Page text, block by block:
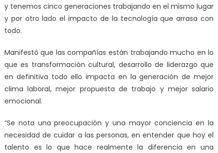
y tenemos cinco generaciones trabajando en el mismo lugar
y por otro lado el impacto de la tecnología que arrasa con
todo.
Manifestó que las compañías están trabajando mucho en lo
que es transformación cultural, desarrollo de liderazgo que
en definitiva todo ello impacta en la generación de mejor
clima laboral, mejor propuesta de trabajo y mejor salario
emocional.
“Se nota una preocupación y una mayor conciencia en la
necesidad de cuidar a las personas, en entender que hoy el
talento es lo que hace realmente la diferencia en una